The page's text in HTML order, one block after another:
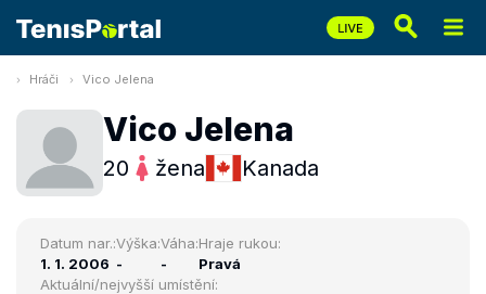
Hráči Vico Jelena
Vico Jelena
20 žena Kanada
Datum nar.:
1. 1. 2006
Výška:
-
Váha:
-
Hraje rukou:
Pravá
Aktuální/nejvyšší umístění: